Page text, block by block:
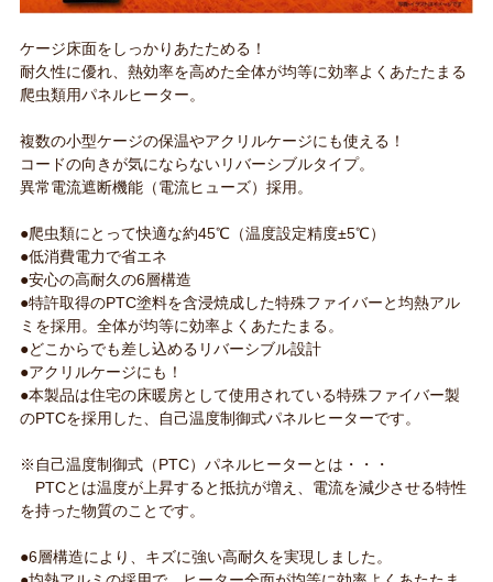
ケージ床面をしっかりあたためる！
耐久性に優れ、熱効率を高めた全体が均等に効率よくあたたまる
爬虫類用パネルヒーター。
複数の小型ケージの保温やアクリルケージにも使える！
コードの向きが気にならないリバーシブルタイプ。
異常電流遮断機能（電流ヒューズ）採用。
●爬虫類にとって快適な約45℃（温度設定精度±5℃）
●低消費電力で省エネ
●安心の高耐久の6層構造
●特許取得のPTC塗料を含浸焼成した特殊ファイバーと均熱アル
ミを採用。全体が均等に効率よくあたたまる。
●どこからでも差し込めるリバーシブル設計
●アクリルケージにも！
●本製品は住宅の床暖房として使用されている特殊ファイバー製
のPTCを採用した、自己温度制御式パネルヒーターです。
※自己温度制御式（PTC）パネルヒーターとは・・・
PTCとは温度が上昇すると抵抗が増え、電流を減少させる特性
を持った物質のことです。
●6層構造により、キズに強い高耐久を実現しました。